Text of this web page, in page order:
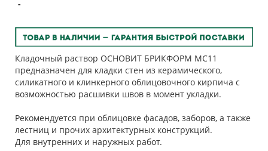
-
Кладочный раствор ОСНОВИТ БРИКФОРМ МС11
предназначен для кладки стен из керамического,
силикатного и клинкерного облицовочного кирпича с
возможностью расшивки швов в момент укладки.
Рекомендуется при облицовке фасадов, заборов, а также
лестниц и прочих архитектурных конструкций.
Для внутренних и наружных работ.